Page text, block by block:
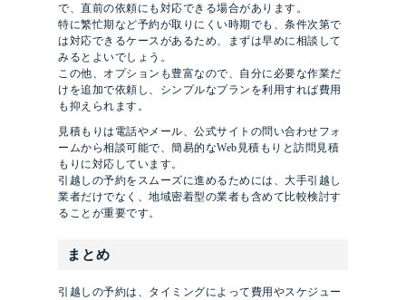
で、直前の依頼にも対応できる場合があります。
特に繁忙期など予約が取りにくい時期でも、条件次第で
は対応できるケースがあるため、まずは早めに相談して
みるとよいでしょう。
この他、オプションも豊富なので、自分に必要な作業だ
けを追加で依頼し、シンプルなプランを利用すれば費用
も抑えられます。
見積もりは電話やメール、公式サイトの問い合わせフォ
ームから相談可能で、簡易的なWeb見積もりと訪問見積
もりに対応しています。
引越しの予約をスムーズに進めるためには、大手引越し
業者だけでなく、地域密着型の業者も含めて比較検討す
ることが重要です。
まとめ
引越しの予約は、タイミングによって費用やスケジュー